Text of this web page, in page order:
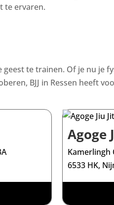
te ervaren.
geest te trainen. Of je nu je
BJJ in Ressen heeft
Agoge
Kamerlingh
6533 HK,